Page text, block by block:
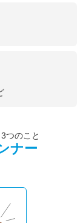
つのこと
ナー